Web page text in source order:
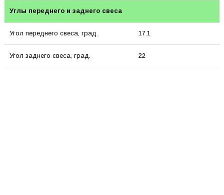
Углы переднего и заднего свеса
Угол переднего свеса, град. 17.1
Угол заднего свеса, град. 22